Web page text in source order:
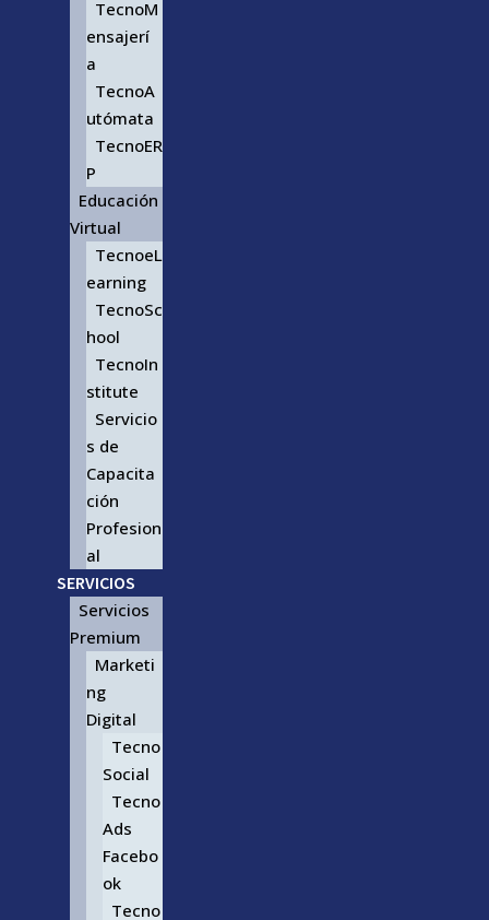
TecnoM
ensajerí
a
TecnoA
utómata
TecnoER
P
Educación
Virtual
TecnoeL
earning
TecnoSc
hool
TecnoIn
stitute
Servicio
s de
Capacita
ción
Profesion
al
SERVICIOS
Servicios
Premium
Marketi
ng
Digital
Tecno
Social
Tecno
Ads
Facebo
ok
Tecno